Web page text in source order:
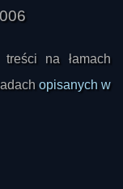
na łamach
opisanych w